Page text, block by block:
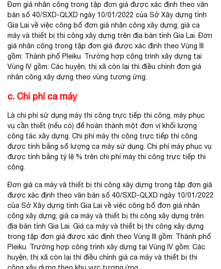
Đơn giá nhân công trong tập đơn giá được xác định theo văn
bản số 40/SXD-QLXD ngày 10/01/2022 của Sở Xây dựng tỉnh
Gia Lai về việc công bố đơn giá nhân công xây dựng; giá ca
máy và thiết bị thi công xây dựng trên địa bàn tỉnh Gia Lai. Đơn
giá nhân công trong tập đơn giá được xác định theo Vùng III
gồm: Thành phố Pleiku. Trường hợp công trình xây dựng tại
Vùng IV gồm: Các huyện, thị xã còn lại thì điều chỉnh đơn giá
nhân công xây dựng theo vùng tương ứng.
c. Chi phí ca máy
Là chi phí sử dụng máy thi công trực tiếp thi công, máy phục
vụ cần thiết (nếu có) để hoàn thành một đơn vị khối lượng
công tác xây dựng. Chi phí máy thi công trực tiếp thi công
được tính bằng số lượng ca máy sử dụng. Chi phí máy phục vụ
được tính bằng tỷ lệ % trên chi phí máy thi công trực tiếp thi
công.
Đơn giá ca máy và thiết bị thi công xây dựng trong tập đơn giá
được xác định theo văn bản số 40/SXD-QLXD ngày 10/01/2022
của Sở Xây dựng tỉnh Gia Lai về việc công bố đơn giá nhân
công xây dựng; giá ca máy và thiết bị thi công xây dựng trên
địa bàn tỉnh Gia Lai. Giá ca máy và thiết bị thi công xây dựng
trong tập đơn giá được xác định theo Vùng III gồm: Thành phố
Pleiku. Trường hợp công trình xây dựng tại Vùng IV gồm: Các
huyện, thị xã còn lại thì điều chỉnh giá ca máy và thiết bị thi